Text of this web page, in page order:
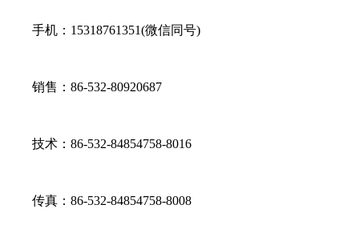
手机：15318761351(微信同号)
销售：86-532-80920687
技术：86-532-84854758-8016
传真：86-532-84854758-8008